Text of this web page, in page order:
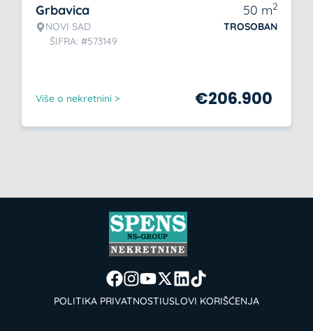
Grbavica
NOVI SAD
ŠIFRA: #573149
50 m2
TROSOBAN
Više o nekretnini > €206.900
POLITIKA PRIVATNOSTIUSLOVI KORIŠĆENJA